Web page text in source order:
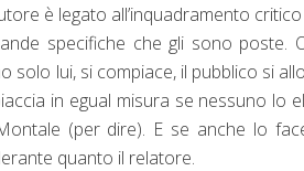
è legato all’inquadramento
specifiche che gli sono poste.
solo lui, si compiace, il pubblico si
in egual misura se nessuno lo
(per dire). E se anche lo
quanto il relatore.